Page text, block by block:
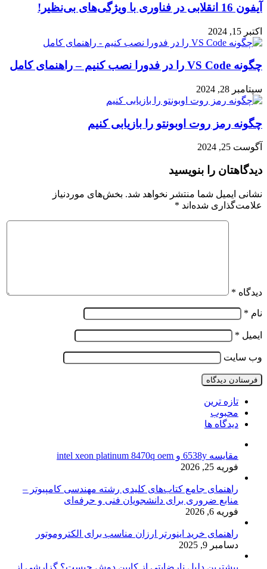
آیفون 16 انقلابی در فناوری با ویژگی‌های بی‌نظیر!
اکتبر 15, 2024
چگونه VS Code را در فدورا نصب کنیم – راهنمای کامل
سپتامبر 28, 2024
چگونه رمز روت اوبونتو را بازیابی کنیم
آگوست 25, 2024
دیدگاهتان را بنویسید
نشانی ایمیل شما منتشر نخواهد شد. بخش‌های موردنیاز
علامت‌گذاری شده‌اند *
دیدگاه *
نام *
ایمیل *
وب‌ سایت
تازه ترین
محبوب
دیدگاه ها
مقایسه 6538y و intel xeon platinum 8470q oem
فوریه 25, 2026
راهنمای جامع کتاب‌های کلیدی رشته مهندسی کامپیوتر –
منابع ضروری برای دانشجویان فنی و حرفه‌ای
فوریه 6, 2026
راهنمای خرید اینورتر ارزان مناسب برای الکتروموتور
دسامبر 9, 2025
بیشترین دلیل نارضایتی از کابین دوش چیست؟ گزارشی از